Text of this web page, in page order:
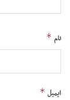
نام *
ایمیل *